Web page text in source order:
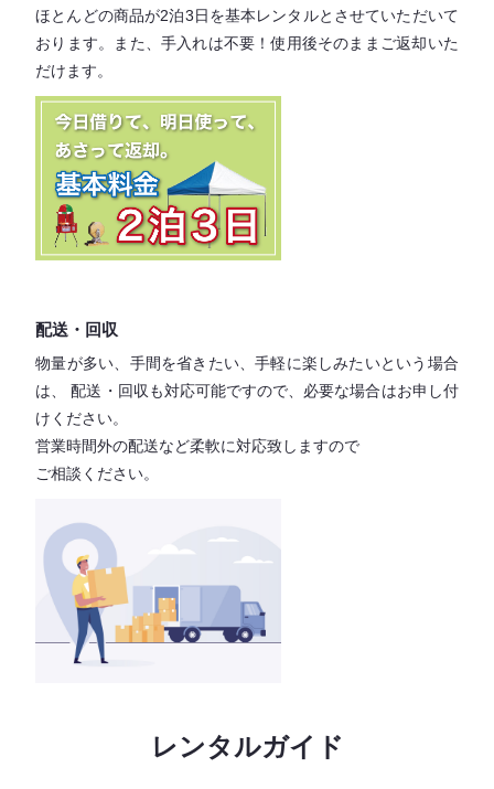
ほとんどの商品が2泊3日を基本レンタルとさせていただいて
おります。
また、手入れは不要！使用後そのままご返却いた
だけます。
配送・回収
物量が多い、手間を省きたい、手軽に楽しみたいという場合
は、
配送・回収も対応可能ですので、必要な場合はお申し付
けください。
営業時間外の配送など柔軟に対応致しますので
ご相談ください。
レンタルガイド